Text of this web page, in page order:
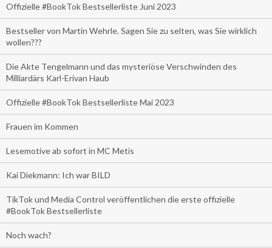
Offizielle #BookTok Bestsellerliste Juni 2023
Bestseller von Martin Wehrle. Sagen Sie zu selten, was Sie wirklich
wollen???
Die Akte Tengelmann und das mysteriöse Verschwinden des
Milliardärs Karl-Erivan Haub
Offizielle #BookTok Bestsellerliste Mai 2023
Frauen im Kommen
Lesemotive ab sofort in MC Metis
Kai Diekmann: Ich war BILD
TikTok und Media Control veröffentlichen die erste offizielle
#BookTok Bestsellerliste
Noch wach?